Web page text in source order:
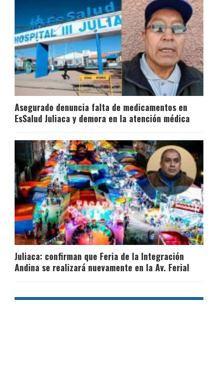
Asegurado denuncia falta de medicamentos en
EsSalud Juliaca y demora en la atención médica
Juliaca: confirman que Feria de la Integración
Andina se realizará nuevamente en la Av. Ferial